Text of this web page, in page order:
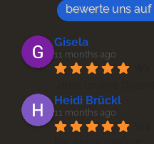
bewerte uns auf
Gisela
11 months ago
Heidi Brückl
11 months ago